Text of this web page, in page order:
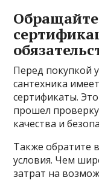
Перед покупкой
сантехника
сертификаты.
прошел
качества и
Также обратите
условия. Чем
затрат на